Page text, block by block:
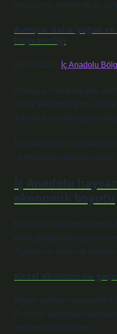
olmalarının sebebi de bu
Avrupa: daha yoğun
hayvancılığı
İlgili Makale: İç Anadolu
Almanya, Hollanda gibi
küçük alanlarda ama çok
Teknoloji ve otomasyon çok
İç Anadolu ile
ve teknoloji kullanımı oluyor.
İç Anadolu
ekonomik boyutu
Bursa’da çalışırken tarım
denk geldiğimde hep aynı
Türkiye’nin et ve süt
Kırsal ekonomi ve
Birçok şehirde hayvancılık
Özellikle küçükbaş
merkezinde yer alıyor.